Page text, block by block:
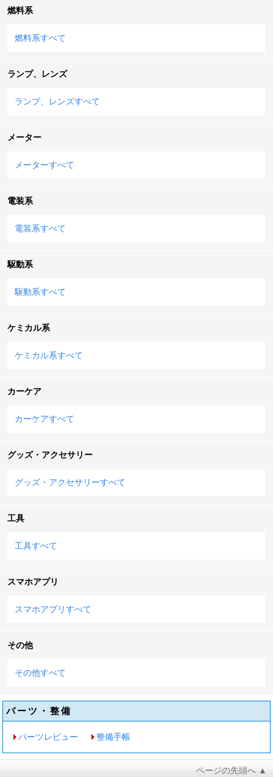
燃料系
燃料系すべて
ランプ、レンズ
ランプ、レンズすべて
メーター
メーターすべて
電装系
電装系すべて
駆動系
駆動系すべて
ケミカル系
ケミカル系すべて
カーケア
カーケアすべて
グッズ・アクセサリー
グッズ・アクセサリーすべて
工具
工具すべて
スマホアプリ
スマホアプリすべて
その他
その他すべて
パーツ・整備
パーツレビュー 整備手帳
ページの先頭へ ▲